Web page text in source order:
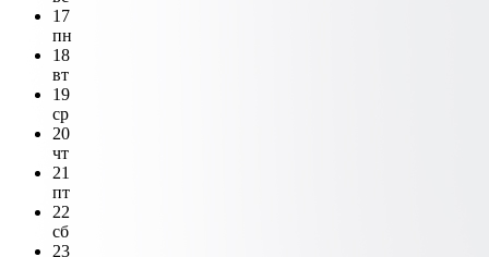
17
пн
18
вт
19
ср
20
чт
21
пт
22
сб
23